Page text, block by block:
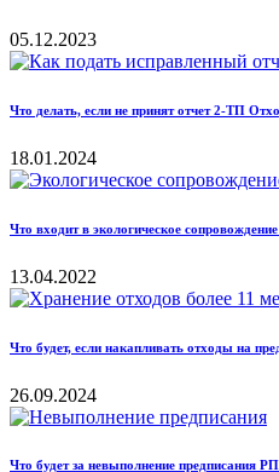
05.12.2023
Что делать, если не принят отчет 2-ТП
18.01.2024
Что входит в экологическое
13.04.2022
Что будет, если накапливать отходы на
26.09.2024
Что будет за невыполнение предписания